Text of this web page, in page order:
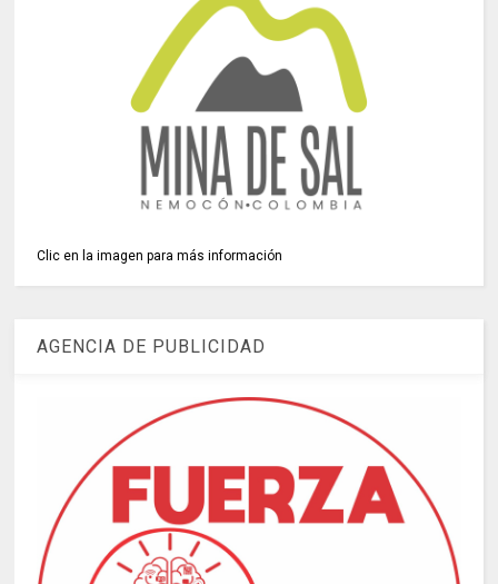
Clic en la imagen para más información
AGENCIA DE PUBLICIDAD